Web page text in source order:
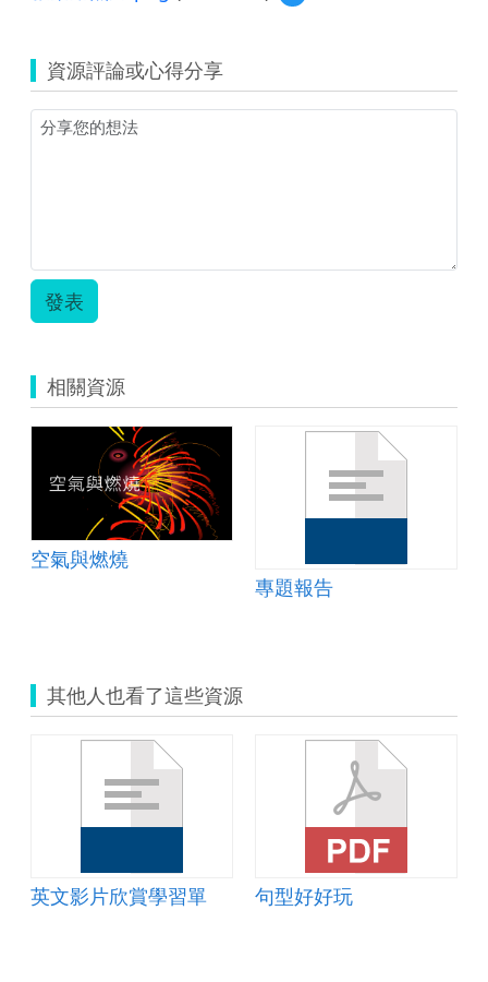
資
語
doing.zip
覽
照
片.png
資源評論或心得分享
發表
相關資源
空氣與燃燒
專題報告
其他人也看了這些資源
英文影片欣賞學習單 句型好好玩